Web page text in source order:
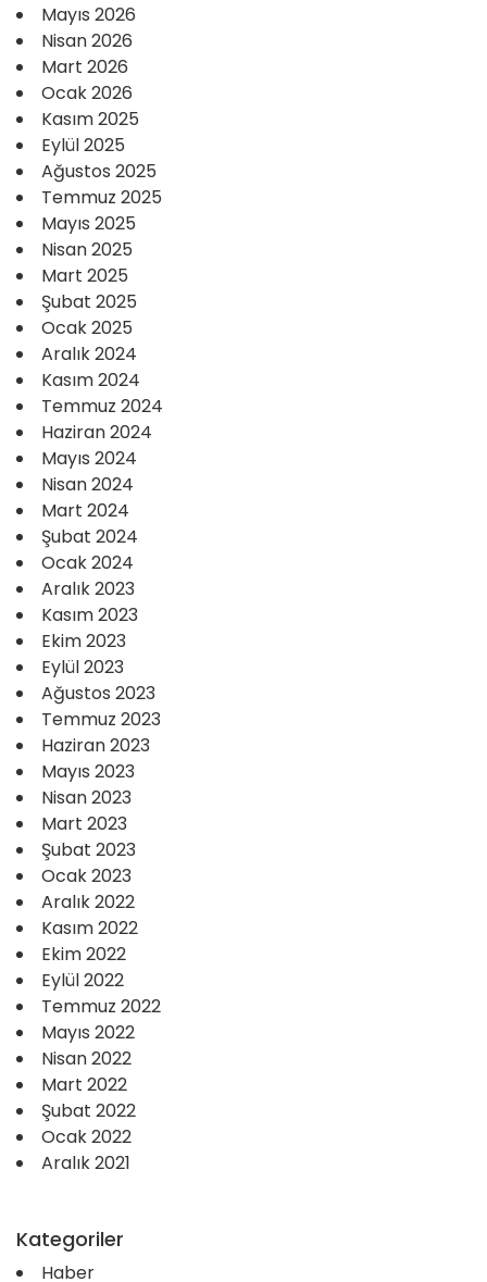
Mayıs 2026
Nisan 2026
Mart 2026
Ocak 2026
Kasım 2025
Eylül 2025
Ağustos 2025
Temmuz 2025
Mayıs 2025
Nisan 2025
Mart 2025
Şubat 2025
Ocak 2025
Aralık 2024
Kasım 2024
Temmuz 2024
Haziran 2024
Mayıs 2024
Nisan 2024
Mart 2024
Şubat 2024
Ocak 2024
Aralık 2023
Kasım 2023
Ekim 2023
Eylül 2023
Ağustos 2023
Temmuz 2023
Haziran 2023
Mayıs 2023
Nisan 2023
Mart 2023
Şubat 2023
Ocak 2023
Aralık 2022
Kasım 2022
Ekim 2022
Eylül 2022
Temmuz 2022
Mayıs 2022
Nisan 2022
Mart 2022
Şubat 2022
Ocak 2022
Aralık 2021
Kategoriler
Haber